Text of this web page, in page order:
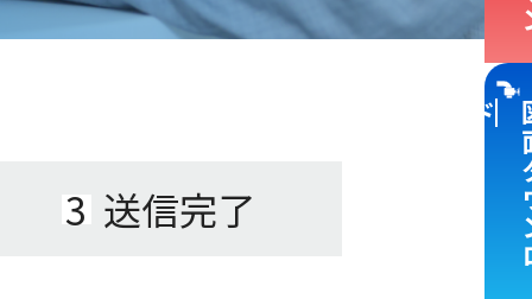
ド
3 送信完了